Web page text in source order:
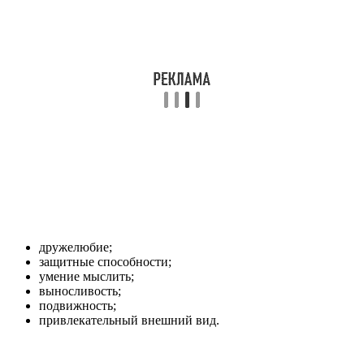
дружелюбие;
защитные способности;
умение мыслить;
выносливость;
подвижность;
привлекательный внешний вид.